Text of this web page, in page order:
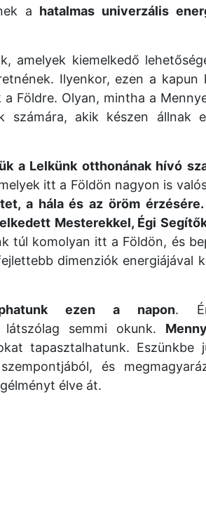
a hatalmas univerzális
amelyek kiemelkedő
Ilyenkor, ezen a kapun
Földre. Olyan, mintha a
számára, akik készen állnak
a Lelkünk otthonának hívó
itt a Földön nagyon is
a hála és az öröm érzésére.
Mesterekkel, Égi
túl komolyan itt a Földön, és
dimenziók energiájával
ezen a napon.
semmi okunk.
tapasztalhatunk. Eszünkbe
és
élve át.